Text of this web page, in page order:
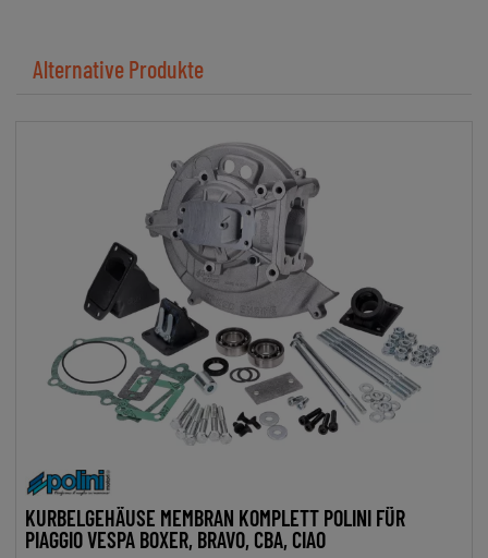
Alternative Produkte
KURBELGEHÄUSE MEMBRAN KOMPLETT POLINI FÜR
PIAGGIO VESPA BOXER, BRAVO, CBA, CIAO